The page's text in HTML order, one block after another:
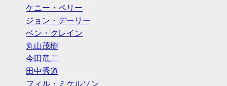
ケニー・ペリー
ジョン・デーリー
ベン・クレイン
丸山茂樹
今田竜二
田中秀道
フィル・ミケルソン